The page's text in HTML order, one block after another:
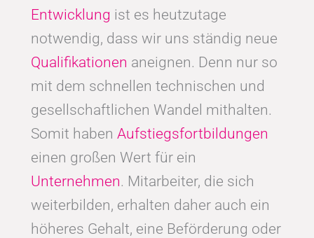
Entwicklung ist es heutzutage
notwendig, dass wir uns ständig neue
Qualifikationen aneignen. Denn nur so
mit dem schnellen technischen und
gesellschaftlichen Wandel mithalten.
Somit haben Aufstiegsfortbildungen
einen großen Wert für ein
Unternehmen. Mitarbeiter, die sich
weiterbilden, erhalten daher auch ein
höheres Gehalt, eine Beförderung oder